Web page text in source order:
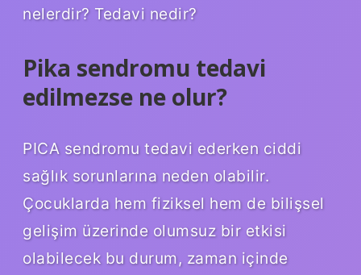
nelerdir? Tedavi nedir?
Pika sendromu tedavi
edilmezse ne olur?
PICA sendromu tedavi ederken ciddi
sağlık sorunlarına neden olabilir.
Çocuklarda hem fiziksel hem de bilişsel
gelişim üzerinde olumsuz bir etkisi
olabilecek bu durum, zaman içinde